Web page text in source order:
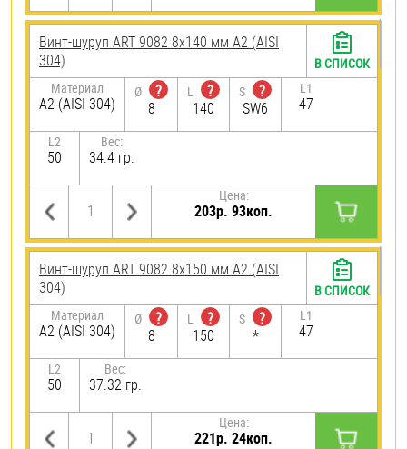
Винт-шуруп ART 9082 8х140 мм А2 (AISI
304)
Материал
А2 (AISI 304)
Ø
?
8
L
?
140
S
?
SW6
L1
47
L2
50
Вес:
34.4 гр.
Цена:
203р. 93коп.
В СПИСОК
Винт-шуруп ART 9082 8х150 мм А2 (AISI
304)
Материал
А2 (AISI 304)
Ø
?
8
L
?
150
S
?
*
L1
47
L2
50
Вес:
37.32 гр.
Цена:
221р. 24коп.
В СПИСОК